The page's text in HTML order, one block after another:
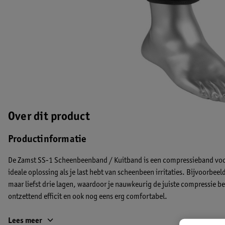
Over dit product
Productinformatie
De Zamst SS-1 Scheenbeenband / Kuitband is een compressieband
ideale oplossing als je last hebt van scheenbeen irritaties.
maar liefst drie lagen, waardoor je nauwkeurig de juiste compressie
ontzettend efficit en ook nog eens erg comfortabel.
Indicatie De Zamst SS-1 Scheenbeenband / Kuitband is vooral
Lees meer